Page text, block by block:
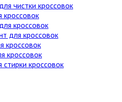
чистки кроссовок
кроссовок
кроссовок
для кроссовок
кроссовок
кроссовок
кроссовок